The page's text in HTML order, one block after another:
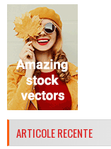
ARTICOLE RECENTE